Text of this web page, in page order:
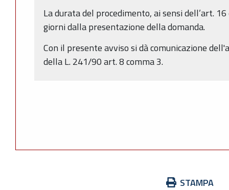
La durata del procedimento, ai sensi dell’art.
giorni dalla presentazione della domanda.
Con il presente avviso si dà comunicazione
della L. 241/90 art. 8 comma 3.
STAMPA